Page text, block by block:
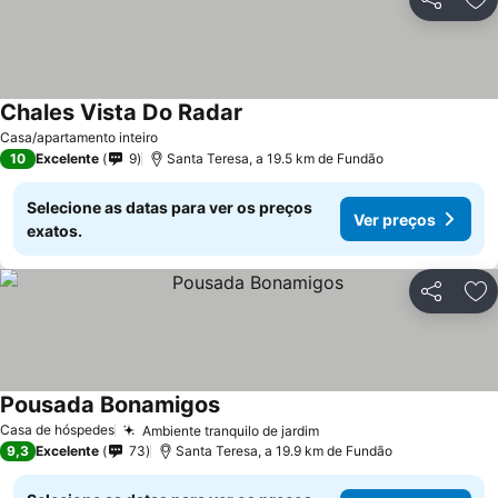
Partilhar
Casa/apartamento inteiro
Chales Vista Do Radar
10 Excelente 9 Santa Teresa, a 19.5 km de Fundão
Selecione as datas para ver os preços
exatos.
Ver preços
Partilhar
Casa de hóspedes Ambiente tranquilo de jardimVer preços
Pousada BonamigosVer preços
9,3 Excelente 73 Santa Teresa, a 19.9 km de Fundão